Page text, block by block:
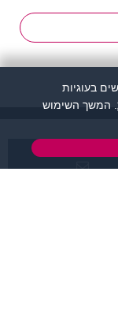
בעוגיות
. המשך השימוש